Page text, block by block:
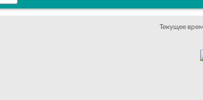
Текущее